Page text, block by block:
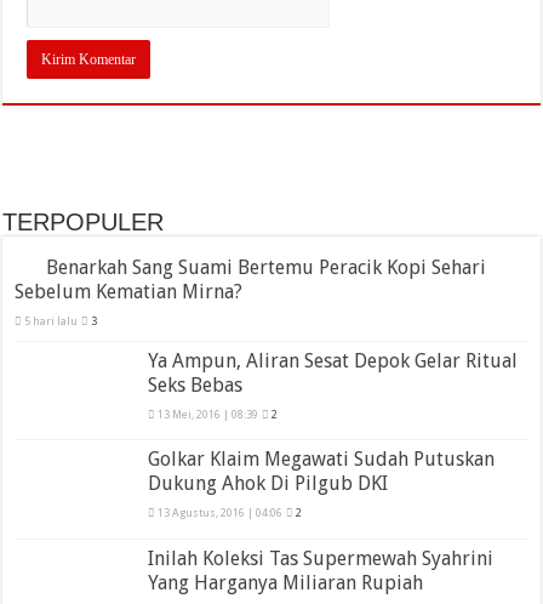
TERPOPULER
Benarkah Sang Suami Bertemu Peracik Kopi Sehari
Sebelum Kematian Mirna?
5 hari lalu 3
Ya Ampun, Aliran Sesat Depok Gelar Ritual
Seks Bebas
13 Mei, 2016 | 08:39 2
Golkar Klaim Megawati Sudah Putuskan
Dukung Ahok Di Pilgub DKI
13 Agustus, 2016 | 04:06 2
Inilah Koleksi Tas Supermewah Syahrini
Yang Harganya Miliaran Rupiah